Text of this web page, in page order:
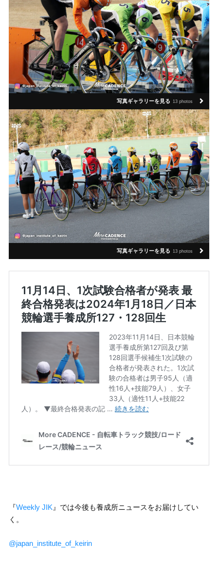
写真ギャラリーを見る 13 photos
写真ギャラリーを見る 13 photos
『Weekly JIK 』では今後も養成所ニュースをお届けしてい
く。
@japan_institute_of_keirin